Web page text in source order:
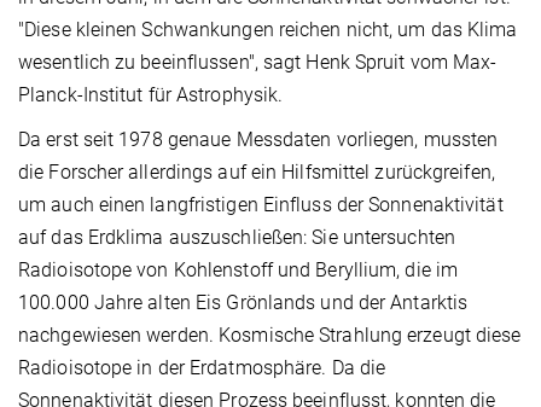
"Diese kleinen Schwankungen reichen nicht, um das Klima
wesentlich zu beeinflussen", sagt Henk Spruit vom Max-
Planck-Institut für Astrophysik.
Da erst seit 1978 genaue Messdaten vorliegen, mussten
die Forscher allerdings auf ein Hilfsmittel zurückgreifen,
um auch einen langfristigen Einfluss der Sonnenaktivität
auf das Erdklima auszuschließen: Sie untersuchten
Radioisotope von Kohlenstoff und Beryllium, die im
100.000 Jahre alten Eis Grönlands und der Antarktis
nachgewiesen werden. Kosmische Strahlung erzeugt diese
Radioisotope in der Erdatmosphäre. Da die
Sonnenaktivität diesen Prozess beeinflusst, konnten die